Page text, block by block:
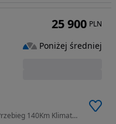
1364 cm3 • 140 KM • 1.4 Benzyna Niski Przebieg 140Km Klimatronik
25 900 PLN
Poniżej średniej